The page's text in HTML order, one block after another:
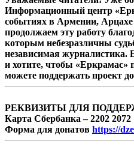
Информационный центр
событиях в Армении,
продолжаем эту работу
которым небезразличны
независимая журналистика.
и хотите, чтобы «Еркрамас»
можете поддержать проект
РЕКВИЗИТЫ ДЛЯ
Карта Сбербанка – 2202 2072
Форма для донатов https://